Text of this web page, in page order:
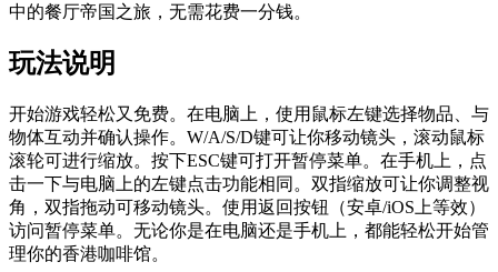
中的餐厅帝国之旅，无需花费一分钱。
玩法说明
开始游戏轻松又免费。在电脑上，使用鼠标左键选择物品、与
物体互动并确认操作。W/A/S/D键可让你移动镜头，滚动鼠标
滚轮可进行缩放。按下ESC键可打开暂停菜单。在手机上，点
击一下与电脑上的左键点击功能相同。双指缩放可让你调整视
角，双指拖动可移动镜头。使用返回按钮（安卓/iOS上等效）
访问暂停菜单。无论你是在电脑还是手机上，都能轻松开始管
理你的香港咖啡馆。